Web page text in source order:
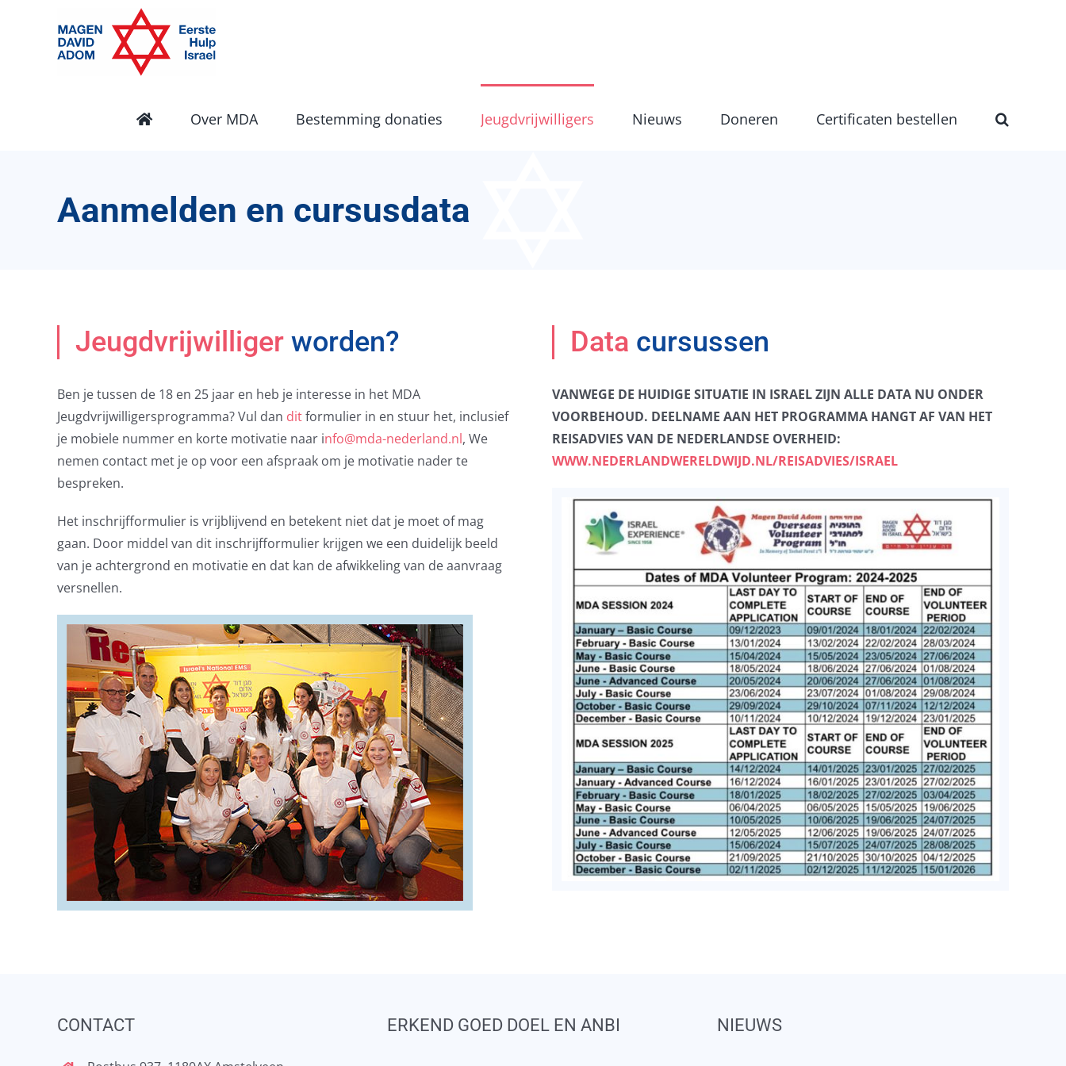
Over MDA Bestemming donaties Jeugdvrijwilligers Nieuws Doneren Certificaten bestellen
Aanmelden en cursusdata
Jeugdvrijwilligerworden?
Ben je tussen de 18 en 25 jaar en heb je interesse in het MDA
Jeugdvrijwilligersprogramma? Vul dan ditformulier in en stuur het, inclusief
je mobiele nummer en korte motivatie naar info@mda-nederland.nl, We
nemen contact met je op voor een afspraak om je motivatie nader te
bespreken.
Het inschrijfformulier is vrijblijvend en betekent niet dat je moet of mag
gaan. Door middel van dit inschrijfformulier krijgen we een duidelijk beeld
van je achtergrond en motivatie en dat kan de afwikkeling van de aanvraag
versnellen.
Data cursussen
VANWEGE DE HUIDIGE SITUATIE IN ISRAEL ZIJN ALLE DATA NU ONDER
VOORBEHOUD. DEELNAME AAN HET PROGRAMMA HANGT AF VAN HET
REISADVIES VAN DE NEDERLANDSE OVERHEID:
WWW.NEDERLANDWERELDWIJD.NL/REISADVIES/ISRAEL
CONTACT ERKEND GOED DOEL EN ANBI NIEUWS